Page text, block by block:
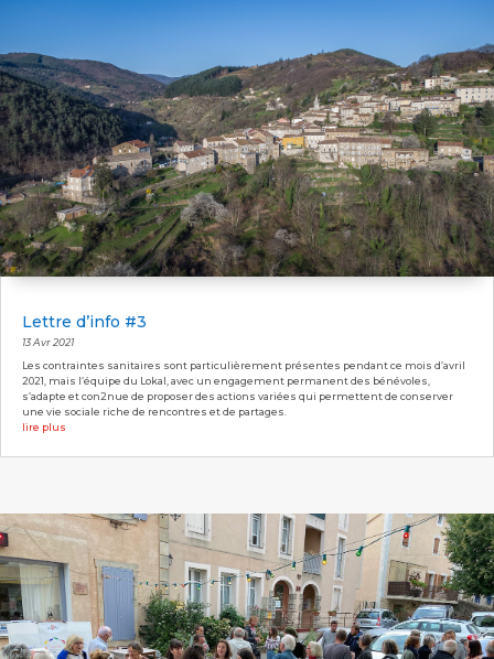
Lettre d’info #3
13 Avr 2021
Les contraintes sanitaires sont particulièrement présentes pendant ce mois d’avril
2021, mais l’équipe du Lokal, avec un engagement permanent des bénévoles,
s’adapte et con2nue de proposer des actions variées qui permettent de conserver
une vie sociale riche de rencontres et de partages.
lire plus